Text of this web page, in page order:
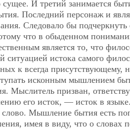
сущее. И третий занимается
Последний персонаж и
Следовало бы
что в обыденном
является то, что
ситуацией истока самого
к всегда
исконным мышлением
Мыслитель призван,
его исток, — исток в
Мышление бытия есть
имея в виду, что о словах